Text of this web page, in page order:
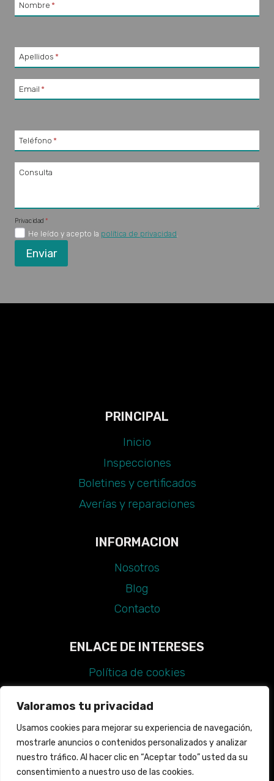
Valoramos tu privacidad
Usamos cookies para mejorar su experiencia de navegación,
mostrarle anuncios o contenidos personalizados y analizar
nuestro tráfico. Al hacer clic en “Aceptar todo” usted da su
consentimiento a nuestro uso de las cookies.
Nombre *
Apellidos *
Email *
Teléfono *
Consulta
Privacidad *
He leído y acepto la política de privacidad .
Enviar
PRINCIPAL
Inicio
Inspecciones
Boletines y certificados
Averías y reparaciones
INFORMACION
Nosotros
Blog
Contacto
ENLACE DE INTERESES
Política de cookies
Política de privacidad
Declaración de accesibilidad
Guía de estilo
Mapa web